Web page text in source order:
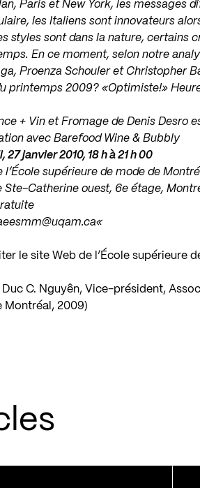
Paris et New York, les messages
les Italiens sont innovateurs
styles sont dans la nature, certains
En ce moment, selon notre
Proenza Schouler et Christopher
printemps 2009? «Optimiste!»
+ Vin et Fromage de Denis Desro
avec Barefood Wine & Bubbly
27 janvier 2010, 18 h à 21 h 00
l’École supérieure de mode de
Ste-Catherine ouest, 6e étage,
«
le site Web de l’École supérieure
Duc C. Nguyên, Vice-président,
Montréal, 2009)